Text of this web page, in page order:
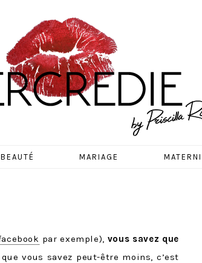
BEAUTÉ MARIAGE
par exemple), vous savez que
que vous savez peut-être moins, c’est